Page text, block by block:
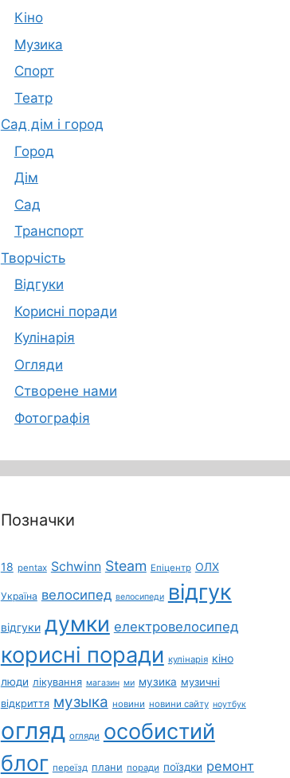
Кіно
Музика
Спорт
Театр
Сад дім і город
Город
Дім
Сад
Транспорт
Творчість
Відгуки
Корисні поради
Кулінарія
Огляди
Створене нами
Фотографія
Позначки
18 pentax Schwinn Steam Епіцентр ОЛХ
Україна велосипед велосипеди відгук
відгуки думки електровелосипед
корисні поради кулінарія кіно
люди лікування магазин ми музика музичні
відкриття музыка новини новини сайту ноутбук
огляд огляди особистий
блог переїзд плани поради поїздки ремонт